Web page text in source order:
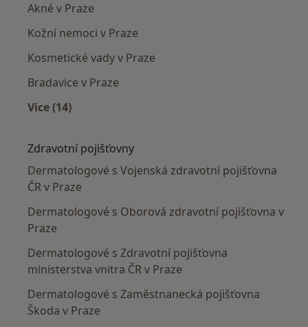
Akné v Praze
Kožní nemoci v Praze
Kosmetické vady v Praze
Bradavice v Praze
Více (14)
Zdravotní pojišťovny
Dermatologové s Vojenská zdravotní pojišťovna
ČR v Praze
Dermatologové s Oborová zdravotní pojišťovna v
Praze
Dermatologové s Zdravotní pojišťovna
ministerstva vnitra ČR v Praze
Dermatologové s Zaměstnanecká pojišťovna
Škoda v Praze